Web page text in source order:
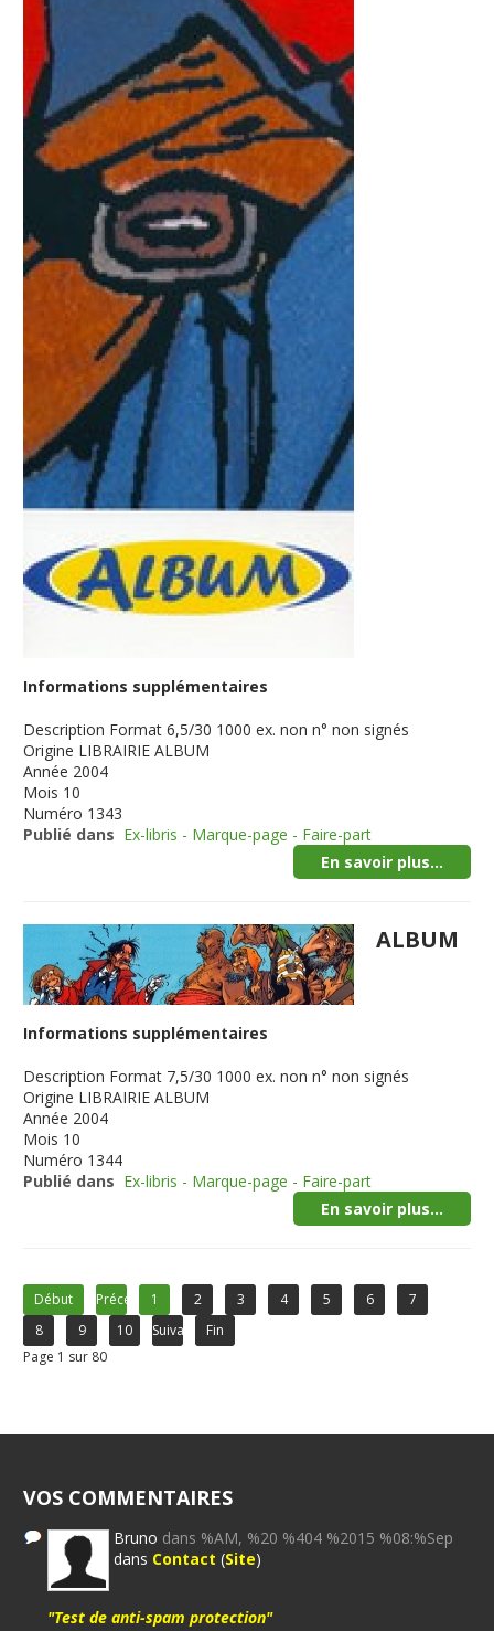
Informations supplémentaires
Description Format 6,5/30 1000 ex. non n° non signés
Origine LIBRAIRIE ALBUM
Année 2004
Mois 10
Numéro 1343
Publié dans Ex-libris - Marque-page - Faire-part
En savoir plus...
ALBUM
Informations supplémentaires
Description Format 7,5/30 1000 ex. non n° non signés
Origine LIBRAIRIE ALBUM
Année 2004
Mois 10
Numéro 1344
Publié dans Ex-libris - Marque-page - Faire-part
En savoir plus...
Début Précédent1 2 3 4 5 6
7
8
9 10 Suivant
Fin
Page 1 sur 80
VOS COMMENTAIRES
Bruno dans %AM, %20 %404 %2015 %08:%Sep
dans Contact (Site)
"Test de anti-spam protection"